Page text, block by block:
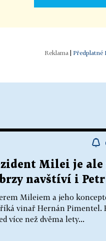
Předplatné
Milei je ale
navštíví i Petr
Mileiem a jeho
vinař Hernán Pimentel.
více než dvěma lety...